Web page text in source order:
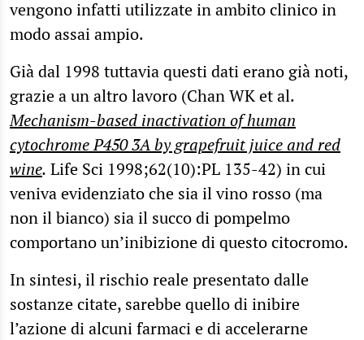
vengono infatti utilizzate in ambito clinico in
modo assai ampio.
Già dal 1998 tuttavia questi dati erano già noti,
grazie a un altro lavoro (Chan WK et al.
Mechanism-based inactivation of human
cytochrome P450 3A by grapefruit juice and red
wine. Life Sci 1998;62(10):PL 135-42) in cui
veniva evidenziato che sia il vino rosso (ma
non il bianco) sia il succo di pompelmo
comportano un’inibizione di questo citocromo.
In sintesi, il rischio reale presentato dalle
sostanze citate, sarebbe quello di inibire
l’azione di alcuni farmaci e di accelerarne